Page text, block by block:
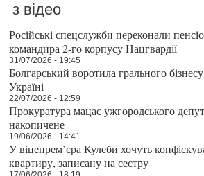
з відео
Російські спецслужби переконали
командира 2-го корпусу Нацгвардії
31/07/2026 - 19:45
Болгарський воротила грального
Україні
22/07/2026 - 12:59
Прокуратура мацає ужгородського
накопичене
19/06/2026 - 14:41
У віцепрем’єра Кулеби хочуть
квартиру, записану на сестру